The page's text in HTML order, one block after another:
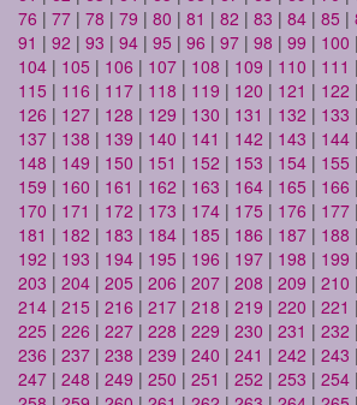
76 | 77 | 78 | 79 | 80 | 81 | 82 | 83 | 84 | 85 |
91 | 92 | 93 | 94 | 95 | 96 | 97 | 98 | 99 | 100 |
104 | 105 | 106 | 107 | 108 | 109 | 110 | 111 |
115 | 116 | 117 | 118 | 119 | 120 | 121 | 122 |
126 | 127 | 128 | 129 | 130 | 131 | 132 | 133 |
137 | 138 | 139 | 140 | 141 | 142 | 143 | 144 |
148 | 149 | 150 | 151 | 152 | 153 | 154 | 155 |
159 | 160 | 161 | 162 | 163 | 164 | 165 | 166 |
170 | 171 | 172 | 173 | 174 | 175 | 176 | 177 |
181 | 182 | 183 | 184 | 185 | 186 | 187 | 188 |
192 | 193 | 194 | 195 | 196 | 197 | 198 | 199 |
203 | 204 | 205 | 206 | 207 | 208 | 209 | 210 |
214 | 215 | 216 | 217 | 218 | 219 | 220 | 221 |
225 | 226 | 227 | 228 | 229 | 230 | 231 | 232 |
236 | 237 | 238 | 239 | 240 | 241 | 242 | 243 |
247 | 248 | 249 | 250 | 251 | 252 | 253 | 254 |